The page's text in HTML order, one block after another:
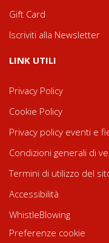
Gift Card
Iscriviti alla Newsletter
LINK UTILI
Privacy Policy
Cookie Policy
Privacy policy eventi e
Condizioni generali di
Termini di utilizzo del
Accessibilità
WhistleBlowing
Preferenze cookie